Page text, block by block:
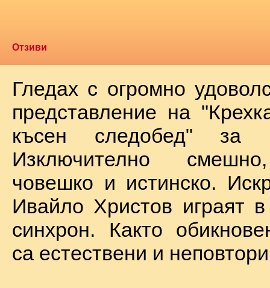
Отзиви
Гледах с огромно
представление на
късен следобед" за
Изключително
човешко и истинско.
Ивайло Христов играят
синхрон. Както
са естествени и